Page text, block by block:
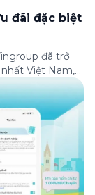
đãi đặc biệt
đã trở
Việt Nam,
Á theo bảng
niệm 33 năm
trân […]